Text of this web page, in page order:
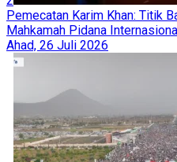
Pemecatan Karim Khan: Titik
Mahkamah Pidana
Ahad, 26 Juli 2026